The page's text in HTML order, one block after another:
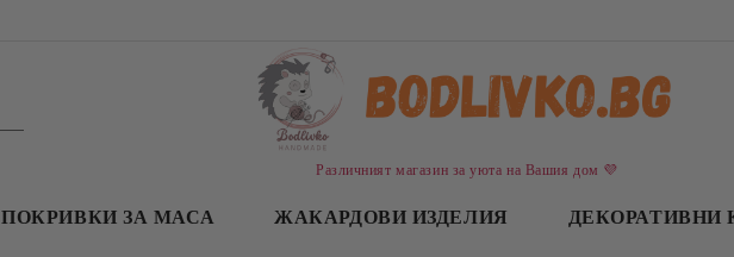
Различният магазин за уюта на Вашия дом 💜
ПОКРИВКИ ЗА МАСА ЖАКАРДОВИ ИЗДЕЛИЯ ДЕКОРАТИВНИ